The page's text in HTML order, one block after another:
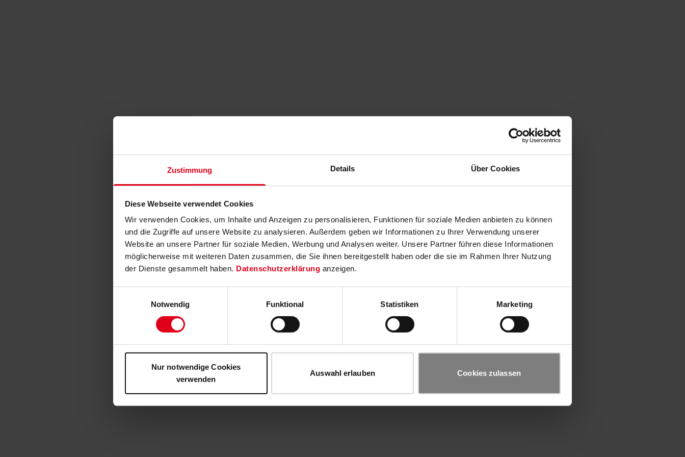
Zustimmung Details Über Cookies
Diese Webseite verwendet Cookies
Wir verwenden Cookies, um Inhalte und Anzeigen zu personalisieren, Funktionen für soziale Medien anbieten zu können
und die Zugriffe auf unsere Website zu analysieren. Außerdem geben wir Informationen zu Ihrer Verwendung unserer
Website an unsere Partner für soziale Medien, Werbung und Analysen weiter. Unsere Partner führen diese Informationen
möglicherweise mit weiteren Daten zusammen, die Sie ihnen bereitgestellt haben oder die sie im Rahmen Ihrer Nutzung
der Dienste gesammelt haben. Datenschutzerklärung anzeigen.
Notwendig
Funktional Statistiken Marketing
Nur notwendige Cookies
verwenden
Auswahl erlauben Cookies zulassen